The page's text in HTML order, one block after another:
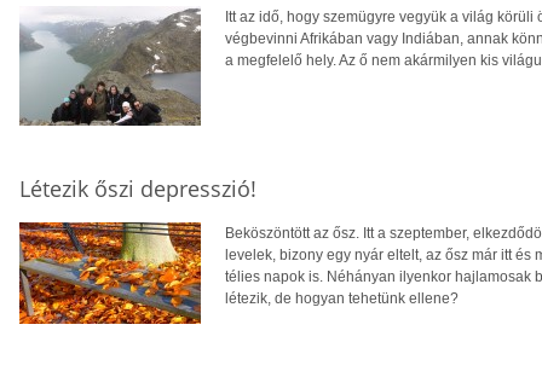
Itt az idő, hogy szemügyre vegyük a világ
végbevinni Afrikában vagy Indiában, annak
a megfelelő hely. Az ő nem akármilyen kis
Létezik őszi depresszió!
Beköszöntött az ősz. Itt a szeptember,
levelek, bizony egy nyár eltelt, az ősz már itt
télies napok is. Néhányan ilyenkor hajlamosak
létezik, de hogyan tehetünk ellene?